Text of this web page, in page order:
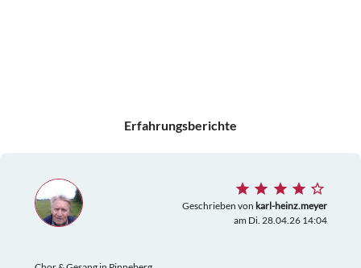
Erfahrungsberichte
Geschrieben von karl-heinz.meyer
am Di. 28.04.26 14:04